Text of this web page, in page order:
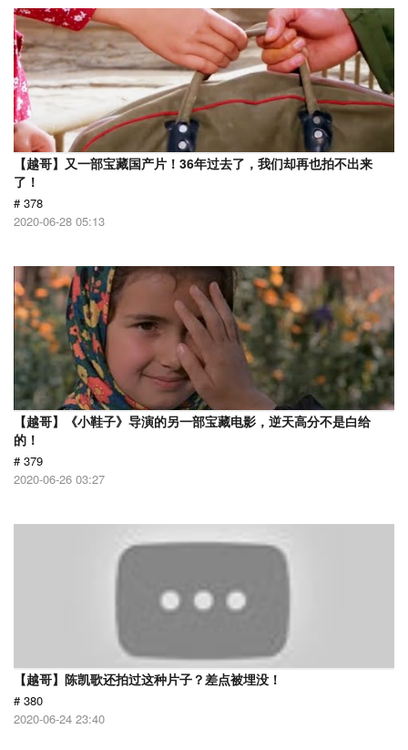
【越哥】又一部宝藏国产片！36年过去了，我们却再也拍不出来
了！
# 378
2020-06-28 05:13
【越哥】《小鞋子》导演的另一部宝藏电影，逆天高分不是白给
的！
# 379
2020-06-26 03:27
【越哥】陈凯歌还拍过这种片子？差点被埋没！
# 380
2020-06-24 23:40